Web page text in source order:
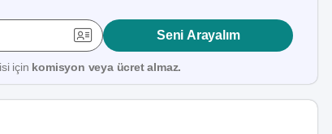
Seni Arayalım
için komisyon veya ücret almaz.